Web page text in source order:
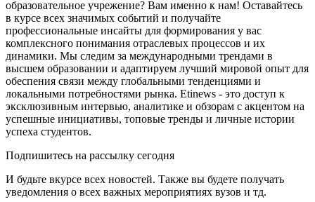
образовательное учрежение? Вам именно к нам! Оставайтесь
в курсе всех значимых событий и получайте
профессиональные инсайты для формирования у вас
комплексного понимания отраслевых процессов и их
динамики. Мы следим за международными трендами в
высшем образовании и адаптируем лучший мировой опыт для
обеспения связи между глобальными тенденциями и
локальными потребностями рынка. Etinews - это доступ к
эксклюзивным интервью, аналитике и обзорам с акцентом на
успешные инициативы, топовые тренды и личные истории
успеха студентов.
Подпишитесь на рассылку сегодня
И будьте вкурсе всех новостей. Также вы будете получать
уведомления о всех важных мероприятиях вузов и тд.